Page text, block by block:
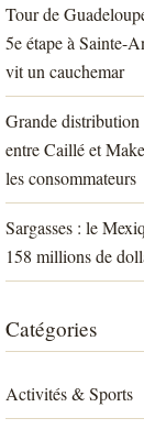
Tour de
5e étape à Sainte-
vit un cauchemar
Grande distribution
entre Caillé et
les consommateurs
Sargasses : le
158 millions de
Catégories
Activités & Sports